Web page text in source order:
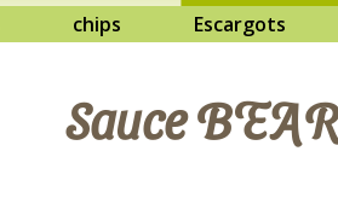
chips Escargots
Sauce